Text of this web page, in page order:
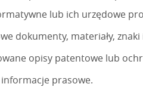
lub ich urzędowe
dokumenty, materiały,
opisy patentowe lub
prasowe.